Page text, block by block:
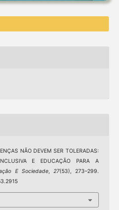
NÃO DEVEM SER TOLERADAS:
E EDUCAÇÃO PARA A
E Sociedade, 27(53), 273–299.